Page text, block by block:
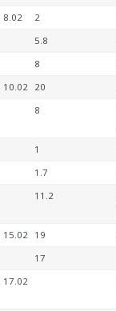
8.02 2
5.8
8
10.02
20
8
1
1.7
11.2
15.02 19
17
17.02